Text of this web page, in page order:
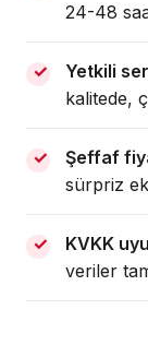
24-48
Yetkili
kalitede,
Şeffaf
sürpriz
KVKK
veriler